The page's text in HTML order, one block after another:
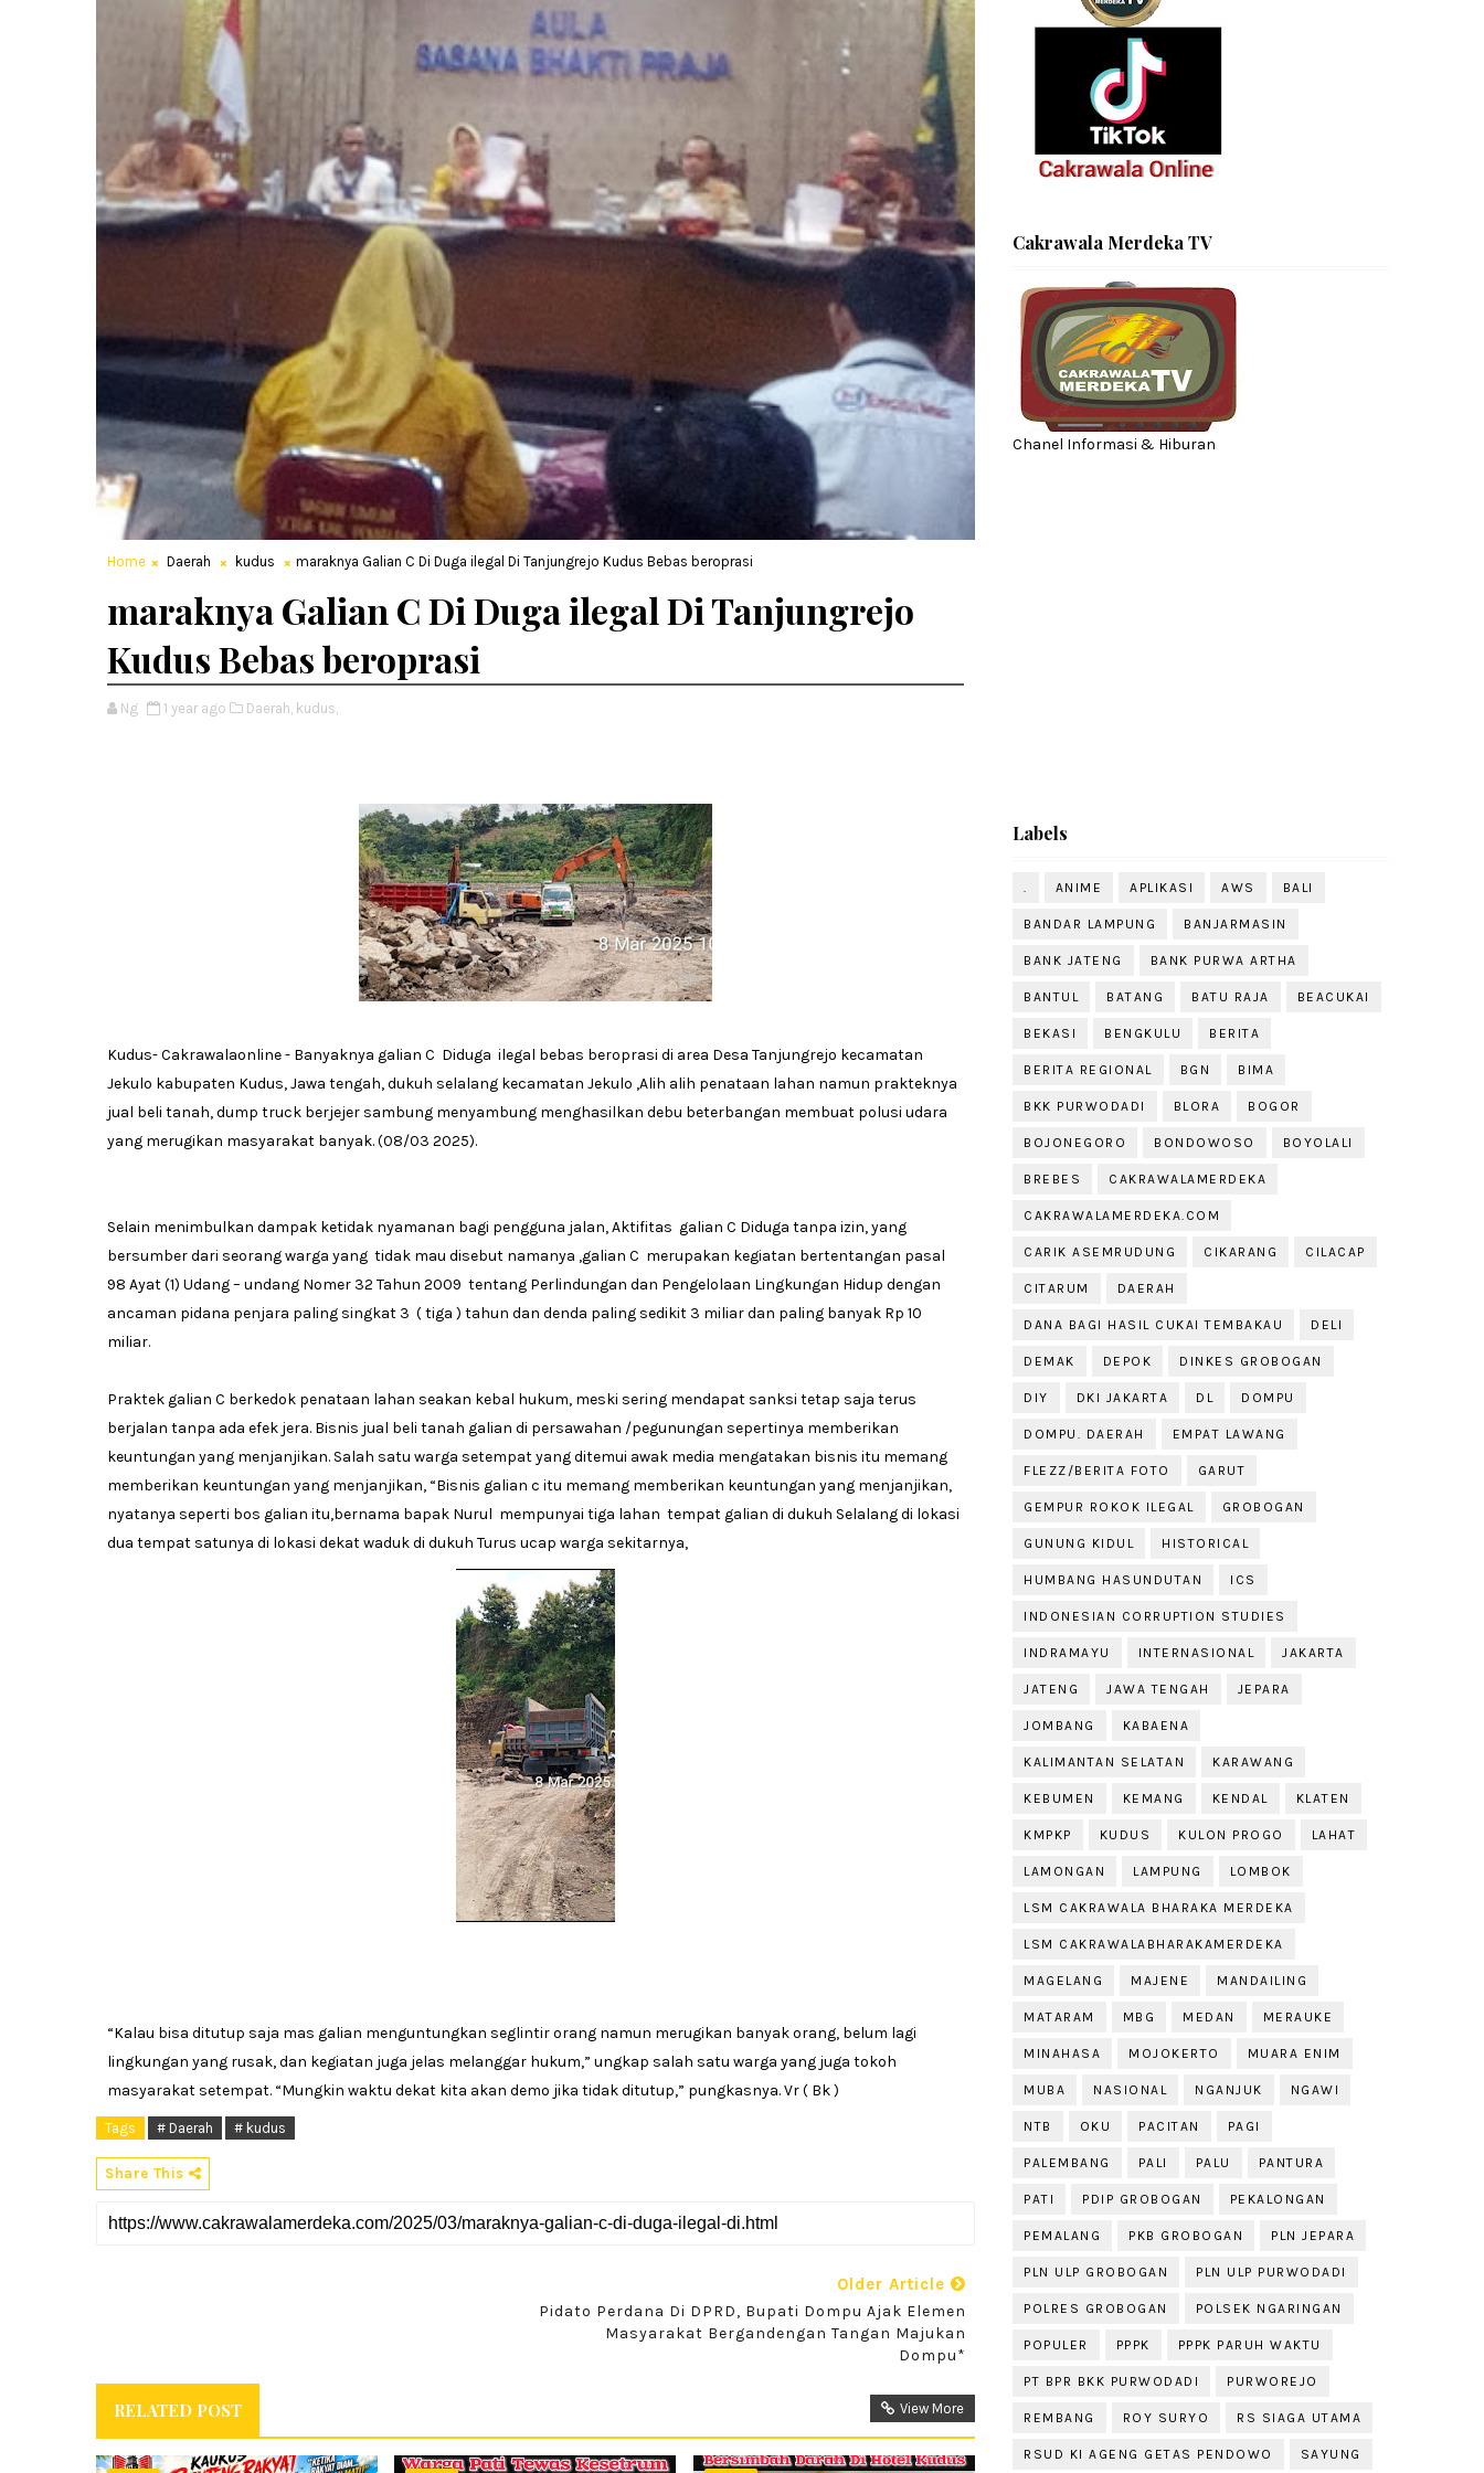
Home Daerah kudus maraknya Galian C Di Duga ilegal Di Tanjungrejo Kudus Bebas beroprasi
maraknya Galian C Di Duga ilegal Di Tanjungrejo
Kudus Bebas beroprasi
Ng 1 year ago Daerah, kudus,
Kudus- Cakrawalaonline - Banyaknya galian C Diduga ilegal bebas beroprasi di area Desa Tanjungrejo kecamatan
Jekulo kabupaten Kudus, Jawa tengah, dukuh selalang kecamatan Jekulo ,Alih alih penataan lahan namun prakteknya
jual beli tanah, dump truck berjejer sambung menyambung menghasilkan debu beterbangan membuat polusi udara
yang merugikan masyarakat banyak. (08/03 2025).
Selain menimbulkan dampak ketidak nyamanan bagi pengguna jalan, Aktifitas galian C Diduga tanpa izin, yang
bersumber dari seorang warga yang tidak mau disebut namanya ,galian C merupakan kegiatan bertentangan pasal
98 Ayat (1) Udang – undang Nomer 32 Tahun 2009 tentang Perlindungan dan Pengelolaan Lingkungan Hidup dengan
ancaman pidana penjara paling singkat 3 ( tiga ) tahun dan denda paling sedikit 3 miliar dan paling banyak Rp 10
miliar.
Praktek galian C berkedok penataan lahan seakan kebal hukum, meski sering mendapat sanksi tetap saja terus
berjalan tanpa ada efek jera. Bisnis jual beli tanah galian di persawahan /pegunungan sepertinya memberikan
keuntungan yang menjanjikan. Salah satu warga setempat yang ditemui awak media mengatakan bisnis itu memang
memberikan keuntungan yang menjanjikan, “Bisnis galian c itu memang memberikan keuntungan yang menjanjikan,
nyatanya seperti bos galian itu,bernama bapak Nurul mempunyai tiga lahan tempat galian di dukuh Selalang di lokasi
dua tempat satunya di lokasi dekat waduk di dukuh Turus ucap warga sekitarnya,
“Kalau bisa ditutup saja mas galian menguntungkan seglintir orang namun merugikan banyak orang, belum lagi
lingkungan yang rusak, dan kegiatan juga jelas melanggar hukum,” ungkap salah satu warga yang juga tokoh
masyarakat setempat. “Mungkin waktu dekat kita akan demo jika tidak ditutup,” pungkasnya. Vr ( Bk )
Tags # Daerah # kudus
Share This
Older Article
Pidato Perdana Di DPRD, Bupati Dompu Ajak Elemen
Masyarakat Bergandengan Tangan Majukan
Dompu*
RELATED POST View More
Cakrawala Merdeka TV
Chanel Informasi & Hiburan
Labels
. ANIME APLIKASI AWS BALI
BANDAR LAMPUNG BANJARMASIN
BANK JATENG BANK PURWA ARTHA
BANTUL BATANG BATU RAJA BEACUKAI
BEKASI BENGKULU BERITA
BERITA REGIONAL BGN BIMA
BKK PURWODADI BLORA BOGOR
BOJONEGORO BONDOWOSO BOYOLALI
BREBES CAKRAWALAMERDEKA
CAKRAWALAMERDEKA.COM
CARIK ASEMRUDUNG CIKARANG CILACAP
CITARUM DAERAH
DANA BAGI HASIL CUKAI TEMBAKAU DELI
DEMAK DEPOK DINKES GROBOGAN
DIY DKI JAKARTA DL DOMPU
DOMPU. DAERAH EMPAT LAWANG
FLEZZ/BERITA FOTO GARUT
GEMPUR ROKOK ILEGAL GROBOGAN
GUNUNG KIDUL HISTORICAL
HUMBANG HASUNDUTAN ICS
INDONESIAN CORRUPTION STUDIES
INDRAMAYU INTERNASIONAL JAKARTA
JATENG JAWA TENGAH JEPARA
JOMBANG KABAENA
KALIMANTAN SELATAN KARAWANG
KEBUMEN KEMANG KENDAL KLATEN
KMPKP KUDUS KULON PROGO LAHAT
LAMONGAN LAMPUNG LOMBOK
LSM CAKRAWALA BHARAKA MERDEKA
LSM CAKRAWALABHARAKAMERDEKA
MAGELANG MAJENE MANDAILING
MATARAM MBG MEDAN MERAUKE
MINAHASA MOJOKERTO MUARA ENIM
MUBA NASIONAL NGANJUK NGAWI
NTB OKU PACITAN PAGI
PALEMBANG PALI PALU PANTURA
PATI PDIP GROBOGAN PEKALONGAN
PEMALANG PKB GROBOGAN PLN JEPARA
PLN ULP GROBOGAN PLN ULP PURWODADI
POLRES GROBOGAN POLSEK NGARINGAN
POPULER PPPK PPPK PARUH WAKTU
PT BPR BKK PURWODADI PURWOREJO
REMBANG ROY SURYO RS SIAGA UTAMA
RSUD KI AGENG GETAS PENDOWO SAYUNG